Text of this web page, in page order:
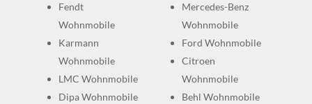
Fendt
Wohnmobile
Karmann
Wohnmobile
LMC Wohnmobile
Dipa Wohnmobile
Mercedes-Benz
Wohnmobile
Ford Wohnmobile
Citroen
Wohnmobile
Behl Wohnmobile